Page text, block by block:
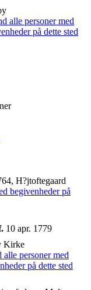
H?jtoftegaard
10 apr. 1779
Kirke